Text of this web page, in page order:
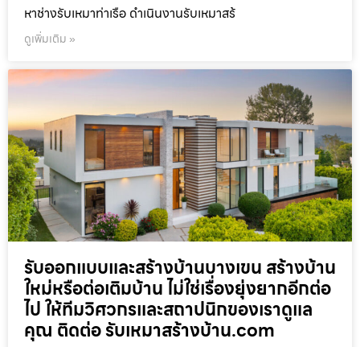
หาช่างรับเหมาท่าเรือ ดำเนินงานรับเหมาสร้
ดูเพิ่มเติม »
รับออกแบบและสร้างบ้านบางเขน สร้างบ้าน
ใหม่หรือต่อเติมบ้าน ไม่ใช่เรื่องยุ่งยากอีกต่อ
ไป ให้ทีมวิศวกรและสถาปนิกของเราดูแล
คุณ ติดต่อ รับเหมาสร้างบ้าน.com